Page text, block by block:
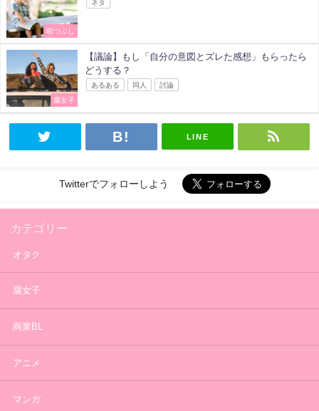
暇つぶし
ネタ
腐女子
【議論】もし「自分の意図とズレた感想」もらったら
どうする？
あるある 同人 討論
LINE
Twitterでフォローしよう
カテゴリー
オタク
腐女子
商業BL
アニメ
マンガ